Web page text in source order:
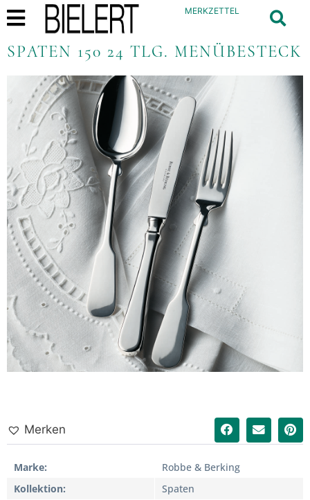
MERKZETTEL
SPATEN 150 24 TLG. MENÜBESTECK
Merken
Marke
Robbe & Berking
Kollektion
Spaten